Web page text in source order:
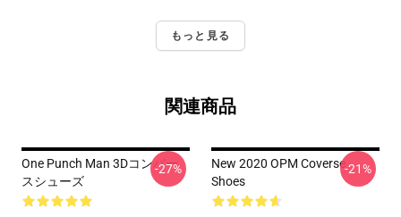
もっと見る
関連商品
One Punch Man 3Dコンバー
スシューズ
-27%
New 2020 OPM Coverse
Shoes
-21%